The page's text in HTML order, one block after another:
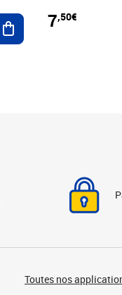
Ajouter au panier
7,50€
Toutes nos